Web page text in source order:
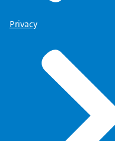
Privacy